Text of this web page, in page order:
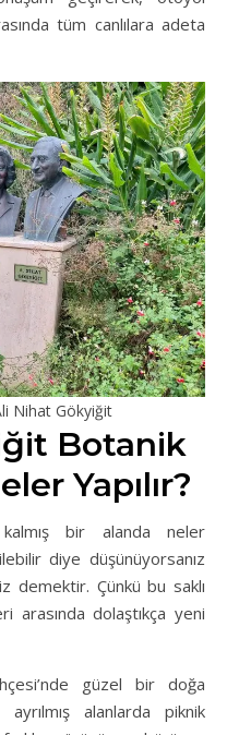
tüm canlılara adeta
Nihat Gökyiğit
Botanik
Yapılır?
kalmış bir alanda neler
diye düşünüyorsanız
demektir. Çünkü bu saklı
dolaştıkça yeni
güzel bir doğa
alanlarda piknik